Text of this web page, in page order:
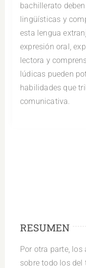
bachillerato
lingüísticas y
esta lengua
expresión oral,
lectora y
lúdicas pueden
habilidades que
comunicativa.
RESUMEN
Por otra parte, los
sobre todo los